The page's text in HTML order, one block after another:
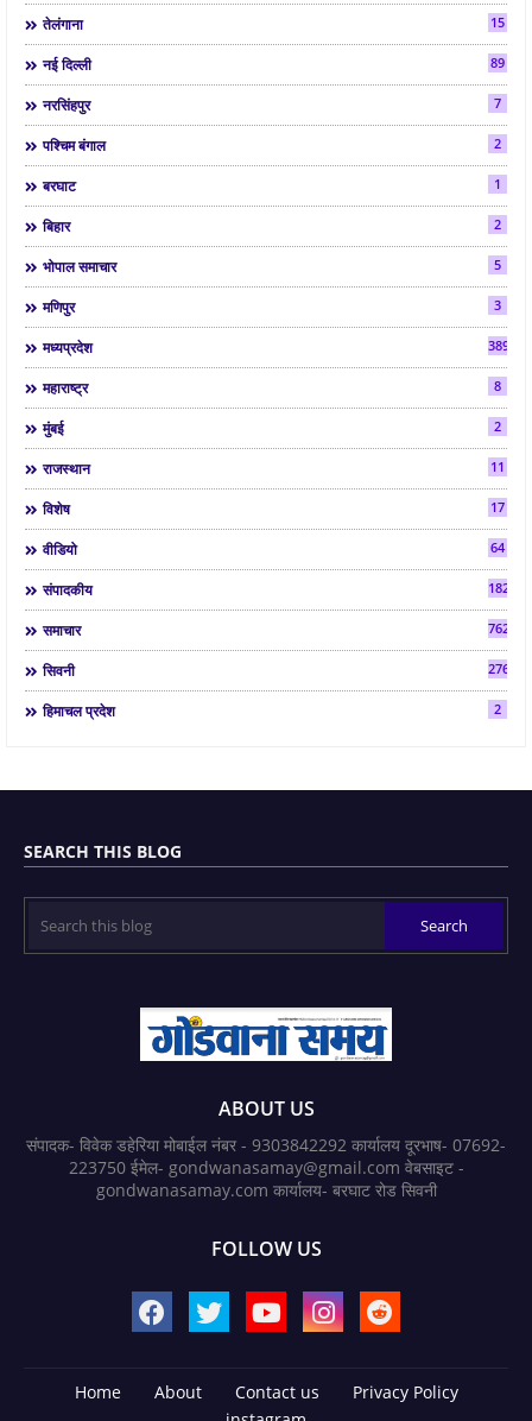
तेलंगाना 15
नई दिल्ली 89
नरसिंहपुर 7
पश्चिम बंगाल 2
बरघाट 1
बिहार 2
भोपाल समाचार 5
मणिपुर 3
मध्यप्रदेश 3892
महाराष्ट्र 8
मुंबई 2
राजस्थान 11
विशेष 17
वीडियो 64
संपादकीय 182
समाचार 7624
सिवनी 2763
हिमाचल प्रदेश 2
SEARCH THIS BLOG
ABOUT US
संपादक- विवेक डहेरिया मोबाईल नंबर - 9303842292 कार्यालय दूरभाष- 07692-
223750 ईमेल- gondwanasamay@gmail.com वेबसाइट -
gondwanasamay.com कार्यालय- बरघाट रोड सिवनी
FOLLOW US
Home About Contact us
Privacy Policy